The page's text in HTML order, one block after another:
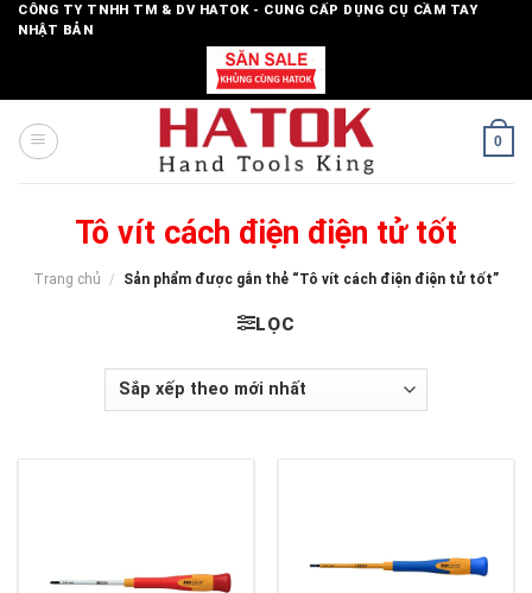
SkipCÔNG TY TNHH TM & DV HATOK - CUNG CẤP DỤNG CỤ CẦM TAY
NHẬT BẢN
0
Tô vít cách điện điện tử tốt
Trang chủ / Sản phẩm được gắn thẻ “Tô vít cách điện điện tử tốt”
LỌC